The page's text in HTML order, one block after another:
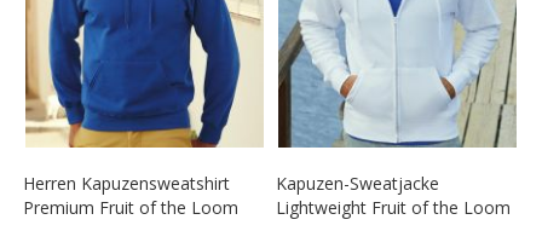
Herren Kapuzensweatshirt
Premium Fruit of the Loom
Kapuzen-Sweatjacke
Lightweight Fruit of the Loom